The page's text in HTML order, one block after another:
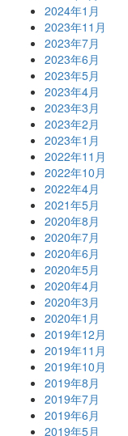
2024年1月
2023年11月
2023年7月
2023年6月
2023年5月
2023年4月
2023年3月
2023年2月
2023年1月
2022年11月
2022年10月
2022年4月
2021年5月
2020年8月
2020年7月
2020年6月
2020年5月
2020年4月
2020年3月
2020年1月
2019年12月
2019年11月
2019年10月
2019年8月
2019年7月
2019年6月
2019年5月